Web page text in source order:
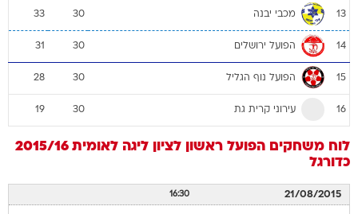
13 מכבי יבנה 30
33
14 הפועל ירושלים 30
31
15 הפועל נוף הגליל 30
28
16 עירוני קרית גת 30
19
לוח משחקים הפועל ראשון לציון
ליגה לאומית 2015/16
כדורגל
21/08/2015
16:30